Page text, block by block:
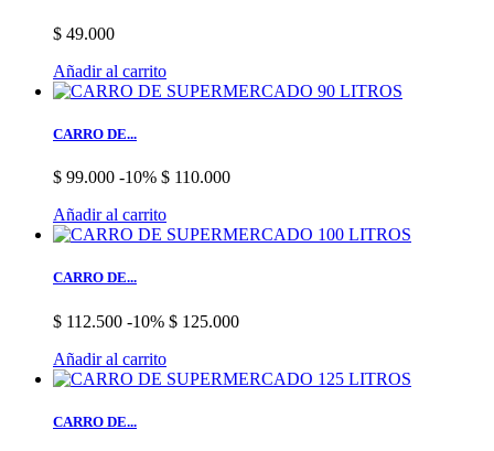
$ 49.000
Añadir al carrito
CARRO DE...
$ 99.000 -10% $ 110.000
Añadir al carrito
CARRO DE...
$ 112.500 -10% $ 125.000
Añadir al carrito
CARRO DE...